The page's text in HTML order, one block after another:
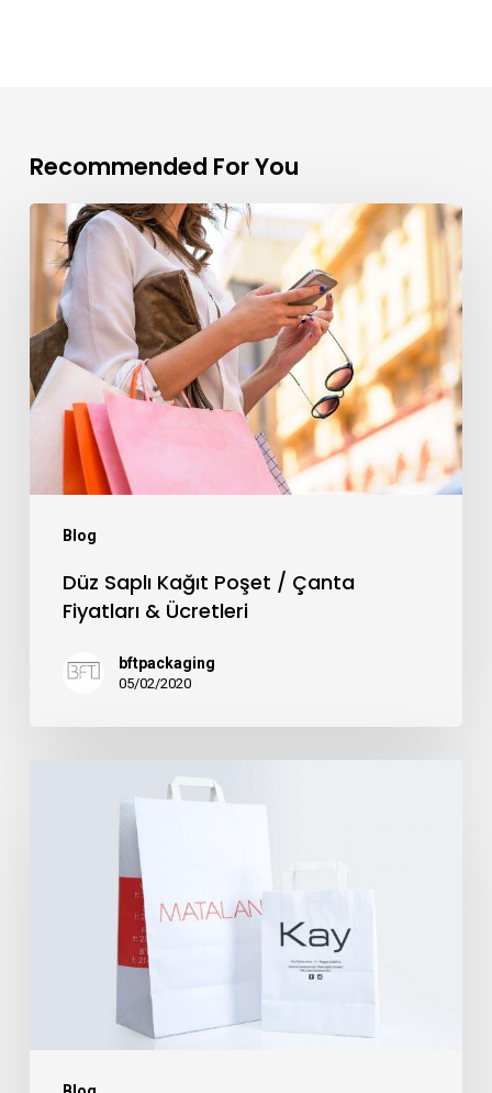
Recommended For You
Blog
Düz
Saplı
Kağıt
Poşet
Çanta
Fiyatları
Ücretleri
Düz Saplı Kağıt Poşet / Çanta
Fiyatları & Ücretleri
bftpackaging
05/02/2020